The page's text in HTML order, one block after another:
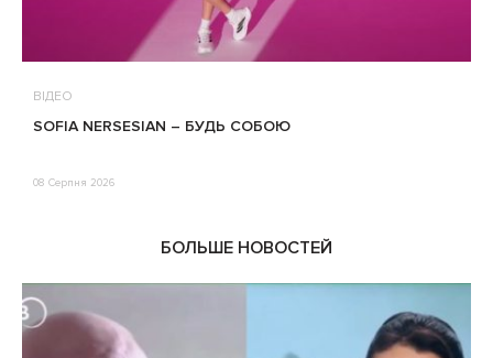
ВІДЕО
SOFIA NERSESIAN – БУДЬ СОБОЮ
08 Серпня 2026
БОЛЬШЕ НОВОСТЕЙ